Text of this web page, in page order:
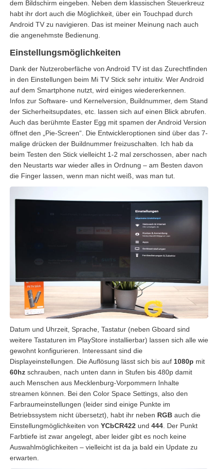
dem Bildschirm eingeben. Neben dem klassischen Steuerkreuz
habt ihr dort auch die Möglichkeit, über ein Touchpad durch
Android TV zu navigieren. Das ist meiner Meinung nach auch
die angenehmste Bedienung.
Einstellungsmöglichkeiten
Dank der Nutzeroberfäche von Android TV ist das Zurechtfinden
in den Einstellungen beim Mi TV Stick sehr intuitiv. Wer Android
auf dem Smartphone nutzt, wird einiges wiedererkennen.
Infos zur Software- und Kernelversion, Buildnummer, dem Stand
der Sicherheitsupdates, etc. lassen sich auf einen Blick abrufen.
Auch das berühmte Easter Egg mit spamen der Android Version
öffnet den „Pie-Screen“. Die Entwickleroptionen sind über das 7-
malige drücken der Buildnummer freizuschalten. Ich hab da
beim Testen den Stick vielleicht 1-2 mal zerschossen, aber nach
den Neustarts war wieder alles in Ordnung – am Besten davon
die Finger lassen, wenn man nicht weiß, was man tut.
Datum und Uhrzeit, Sprache, Tastatur (neben Gboard sind
weitere Tastaturen im PlayStore installierbar) lassen sich alle wie
gewohnt konfigurieren. Interessant sind die
Displayeinstellungen. Die Auflösung lässt sich bis auf 1080p mit
60hz schrauben, nach unten dann in Stufen bis 480p damit
auch Menschen aus Mecklenburg-Vorpommern Inhalte
streamen können. Bei den Color Space Settings, also den
Farbraumeinstellungen (leider sind einige Punkte im
Betriebssystem nicht übersetzt), habt ihr neben RGB auch die
Einstellungmöglichkeiten von YCbCR422 und 444. Der Punkt
Farbtiefe ist zwar angelegt, aber leider gibt es noch keine
Auswahlmöglichkeiten – vielleicht ist da ja bald ein Update zu
erwarten.